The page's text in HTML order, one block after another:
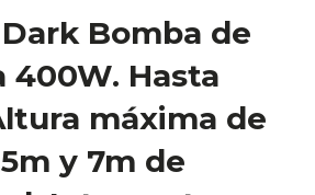
Bomba de
400W. Hasta
máxima de
y 7m de